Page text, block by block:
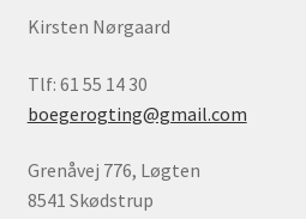
Kirsten Nørgaard
Tlf: 61 55 14 30
boegerogting@gmail.com
Grenåvej 776, Løgten
8541 Skødstrup